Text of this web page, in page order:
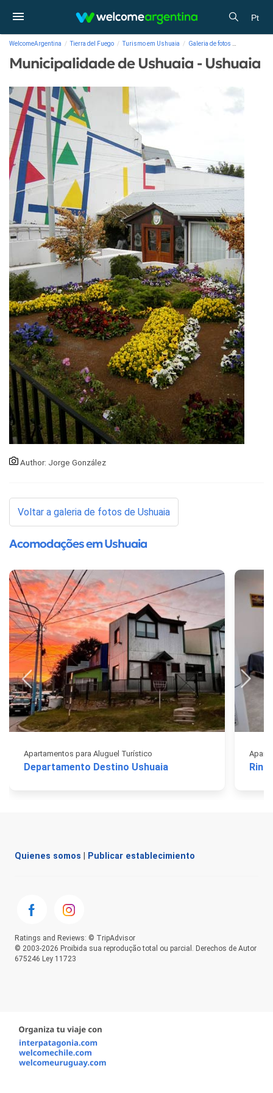
Pt
WelcomeArgentina Tierra del Fuego Turismo em Ushuaia Galeria de fotos
Municipalidade de Ushuaia - Ushuaia
Author: Jorge González
Voltar a galeria de fotos de Ushuaia
Acomodações em Ushuaia
Apartamentos para Aluguel Turístico
Departamento Destino Ushuaia
Quienes somos Publicar establecimiento
Ratings and Reviews: © TripAdvisor
© 2003-2026 Proibida sua reprodução total ou parcial. Derechos de Autor
675246 Ley 11723